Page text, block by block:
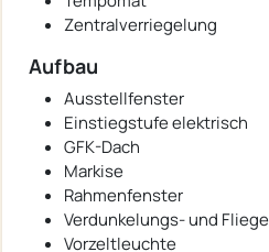
Zentralverriegelung
Aufbau
Ausstellfenster
Einstiegstufe elektrisch
GFK-Dach
Markise
Rahmenfenster
Verdunkelungs- und
Vorzeltleuchte